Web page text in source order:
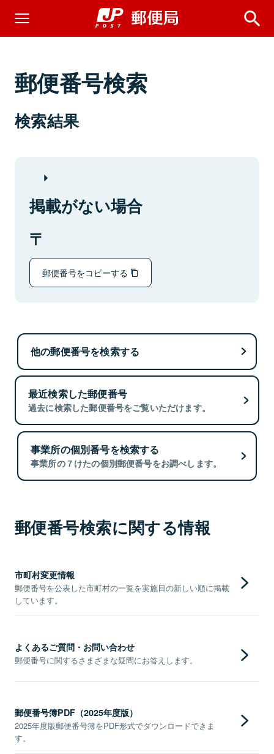
郵便番号検索
検索結果
掲載がない場合
郵便番号をコピーする
他の郵便番号を検索する
最近検索した郵便番号
過去に検索した郵便番号をご覧いただけます。
事業所の個別番号を検索する
事業所の７けたの個別郵便番号をお調べします。
郵便番号検索に関する情報
市町村変更情報
郵便番号を公表した市町村の一覧を実施日の新しい順に掲載
しています。
よくあるご質問・お問い合わせ
郵便番号に関するさまざまな疑問にお答えします。
郵便番号簿PDF（2025年度版）
2025年度版郵便番号簿をPDF形式でダウンロードできま
す。